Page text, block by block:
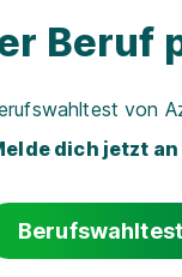
Beruf
von
dich jetzt an